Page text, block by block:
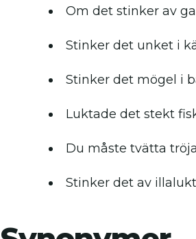
Om det stinker av
Stinker det unket i
Stinker det mögel i
Luktade det stekt
Du måste tvätta
Stinker det av